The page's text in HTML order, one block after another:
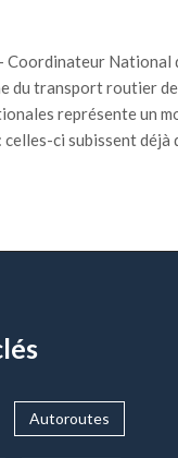
Coordinateur
transport routier de
représente un
ci subissent déjà
Autoroutes